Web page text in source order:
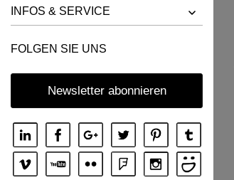
TISCH FORTE 3 B7X7
TISCH FORTE 4 B9X9
TISCH GRATUS BUTTERFLY
TISCH IUSTUS
TISCH LARGUS
INFOS & SERVICE
FOLGEN SIE UNS
Newsletter abonnieren